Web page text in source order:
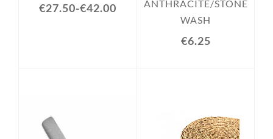
€27.50-€42.00
ANTHRACITE/STONE
WASH
€6.25